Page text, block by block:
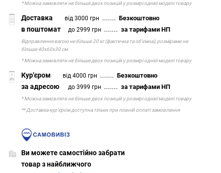
* Можна замовляти не більше двох позицій у розмірі однієї моделі товару
Доставка від 3000 грн .......Безкоштовно
в поштомат до 2999 грн .......за тарифами НП
Відправлення вагою не більше 20 кг (фактична та об'ємна), розмірами не
більше 40х60х30 см
* Можна замовляти не більше двох позицій у розмірі однієї моделі товару
Кур'єром від 4000 грн .......Безкоштовно
за адресою до 3999 грн .......за тарифами НП
* Можна замовляти не більше двох позицій у розмірі однієї моделі товару
** Доставка кур'єром доступна тільки при повній оплаті замовлення
Ви можете самостійно забрати
товар з найближчого